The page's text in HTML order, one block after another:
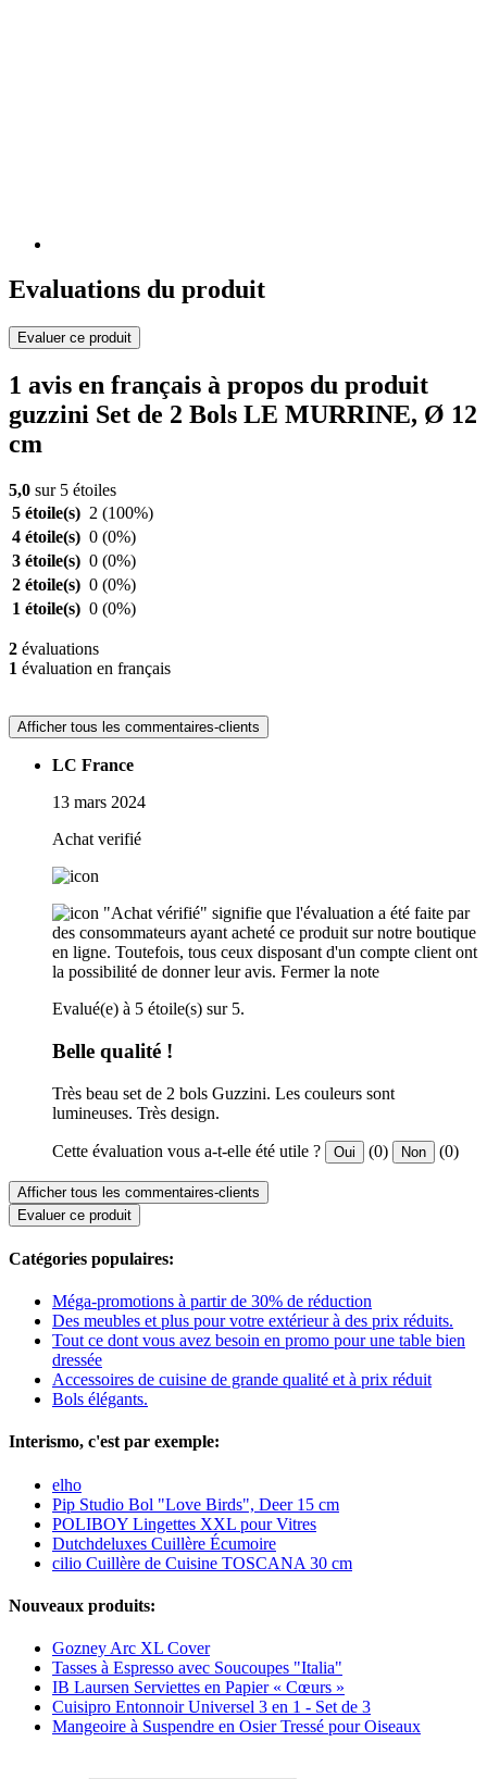
Evaluations du produit
Evaluer ce produit
1 avis en français à propos du produit
guzzini Set de 2 Bols LE MURRINE, Ø 12
cm
5,0 sur 5 étoiles
5 étoile(s) 2 (100%)
4 étoile(s) 0 (0%)
3 étoile(s) 0 (0%)
2 étoile(s) 0 (0%)
1 étoile(s) 0 (0%)
2 évaluations
1 évaluation en français
Afficher tous les commentaires-clients
LC France
13 mars 2024
Achat verifié
"Achat vérifié" signifie que l'évaluation a été faite par
des consommateurs ayant acheté ce produit sur notre boutique
en ligne. Toutefois, tous ceux disposant d'un compte client ont
la possibilité de donner leur avis. Fermer la note
Evalué(e) à 5 étoile(s) sur 5.
Belle qualité !
Très beau set de 2 bols Guzzini. Les couleurs sont
lumineuses. Très design.
Cette évaluation vous a-t-elle été utile ? Oui (0) Non (0)
Afficher tous les commentaires-clients
Evaluer ce produit
Catégories populaires:
Méga-promotions à partir de 30% de réduction
Des meubles et plus pour votre extérieur à des prix réduits.
Tout ce dont vous avez besoin en promo pour une table bien
dressée
Accessoires de cuisine de grande qualité et à prix réduit
Bols élégants.
Interismo, c'est par exemple:
elho
Pip Studio Bol "Love Birds", Deer 15 cm
POLIBOY Lingettes XXL pour Vitres
Dutchdeluxes Cuillère Écumoire
cilio Cuillère de Cuisine TOSCANA 30 cm
Nouveaux produits:
Gozney Arc XL Cover
Tasses à Espresso avec Soucoupes "Italia"
IB Laursen Serviettes en Papier « Cœurs »
Cuisipro Entonnoir Universel 3 en 1 - Set de 3
Mangeoire à Suspendre en Osier Tressé pour Oiseaux